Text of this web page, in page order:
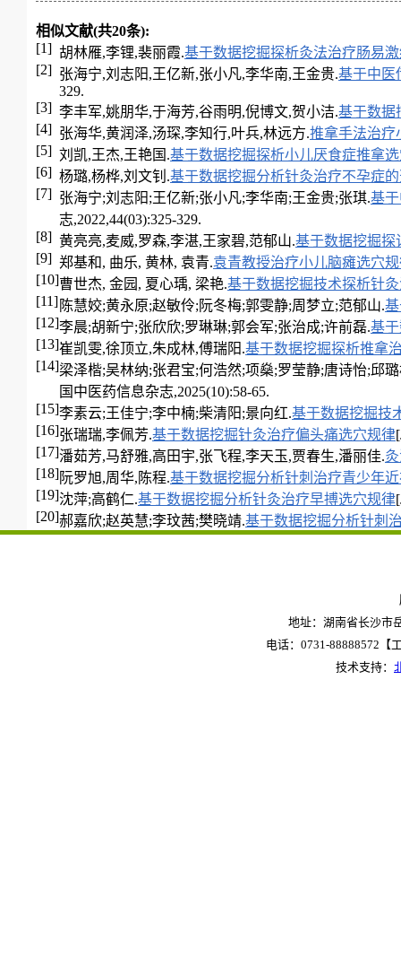
相似文献(共20条):
[1] 胡林雁,李锂,裴丽霞.基于数据挖掘探析灸法治疗肠易
[2] 张海宁,刘志阳,王亿新,张小凡,李华南,王金贵.基于中医
329.
[3] 李丰军,姚朋华,于海芳,谷雨明,倪博文,贺小洁.基于数据
[4] 张海华,黄润泽,汤琛,李知行,叶兵,林远方.推拿手法治疗
[5] 刘凯,王杰,王艳国.基于数据挖掘探析小儿厌食症推拿
[6] 杨璐,杨桦,刘文钊.基于数据挖掘分析针灸治疗不孕症
[7] 张海宁;刘志阳;王亿新;张小凡;李华南;王金贵;张琪.基
志,2022,44(03):325-329.
[8] 黄亮亮,麦威,罗森,李湛,王家碧,范郁山.基于数据挖掘探
[9] 郑基和, 曲乐, 黄林, 袁青.袁青教授治疗小儿脑瘫选穴
[10]曹世杰, 金园, 夏心瑀, 梁艳.基于数据挖掘技术探析针
[11] 陈慧姣;黄永原;赵敏伶;阮冬梅;郭雯静;周梦立;范郁山.
[12]李晨;胡新宁;张欣欣;罗琳琳;郭会军;张治成;许前磊.基
[13]崔凯雯,徐顶立,朱成林,傅瑞阳.基于数据挖掘探析推拿
[14]梁泽楷;吴林纳;张君宝;何浩然;项燊;罗莹静;唐诗怡;邱
国中医药信息杂志,2025(10):58-65.
[15]李素云;王佳宁;李中楠;柴清阳;景向红.基于数据挖掘技
[16]张瑞瑞,李佩芳.基于数据挖掘针灸治疗偏头痛选穴规律
[17]潘茹芳,马舒雅,高田宇,张飞程,李天玉,贾春生,潘丽佳.
[18]阮罗旭,周华,陈程.基于数据挖掘分析针刺治疗青少年
[19]沈萍;高鹤仁.基于数据挖掘分析针灸治疗早搏选穴规律
[20]郝嘉欣;赵英慧;李玟茜;樊晓靖.基于数据挖掘分析针刺
地址：湖南省长沙市
电话：0731-88888572【
技术支持：